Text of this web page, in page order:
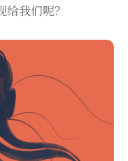
我们呢？